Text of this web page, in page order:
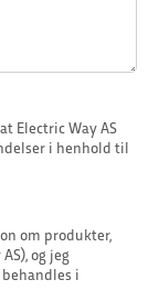
Electric Way AS
i henhold til
om produkter,
og jeg
i